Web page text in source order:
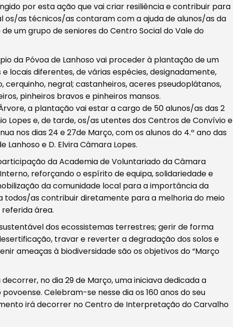
por esta ação que vai criar resiliência e contribuir para
os/as técnicos/as contaram com a ajuda de alunos/as da
um grupo de seniores do Centro Social do Vale do
da Póvoa de Lanhoso vai proceder à plantação de um
locais diferentes, de várias espécies, designadamente,
cerquinho, negral; castanheiros, aceres pseudoplátanos,
pinheiros bravos e pinheiros mansos.
a plantação vai estar a cargo de 50 alunos/as das 2
Lopes e, de tarde, os/as utentes dos Centros de Convívio e
nos dias 24 e 27de Março, com os alunos do 4.º ano das
Lanhoso e D. Elvira Câmara Lopes.
da Academia de Voluntariado da Câmara
reforçando o espírito de equipa, solidariedade e
da comunidade local para a importância da
todos/as contribuir diretamente para a melhoria do meio
área.
dos ecossistemas terrestres; gerir de forma
travar e reverter a degradação dos solos e
ameaças à biodiversidade são os objetivos do “Março
no dia 29 de Março, uma iniciava dedicada a
Celebram-se nesse dia os 160 anos do seu
irá decorrer no Centro de Interpretação do Carvalho